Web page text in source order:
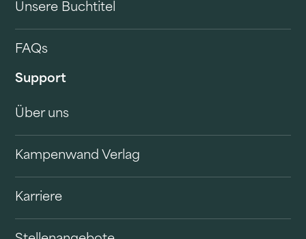
Unsere Buchtitel
FAQs
Support
Über uns
Kampenwand Verlag
Karriere